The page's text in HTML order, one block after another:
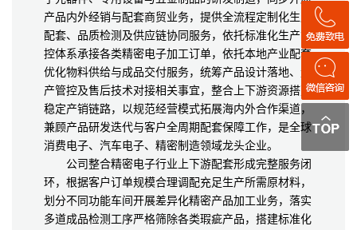
产品内外经销与配套商贸业务，提供全流程定制化生产
配套、品质检测及供应链协同服务，依托标准化生产管
控体系承接各类精密电子加工订单，依托本地产业配套
优化物料供给与成品交付服务，统筹产品设计落地、量
产管控及售后技术对接相关事宜，整合上下游资源搭建
稳定产销链路，以规范经营模式拓展海内外合作渠道，
兼顾产品研发迭代与客户全周期配套保障工作，是全球
消费电子、汽车电子、精密制造领域龙头企业。
公司整合精密电子行业上下游配套形成完整服务闭
环，根据客户订单规模合理调配充足生产所需原材料，
划分不同功能车间开展差异化精密产品加工业务，落实
多道成品检测工序严格筛除各类瑕疵产品，搭建标准化